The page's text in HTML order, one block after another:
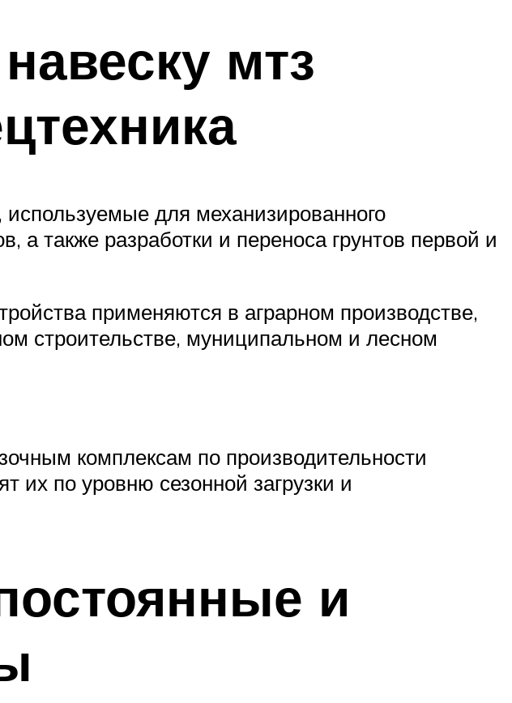
мтз
для механизированного
а также разработки и переноса грунтов первой и
применяются в аграрном производстве,
строительстве, муниципальном и лесном
комплексам по производительности
их по уровню сезонной загрузки и
и